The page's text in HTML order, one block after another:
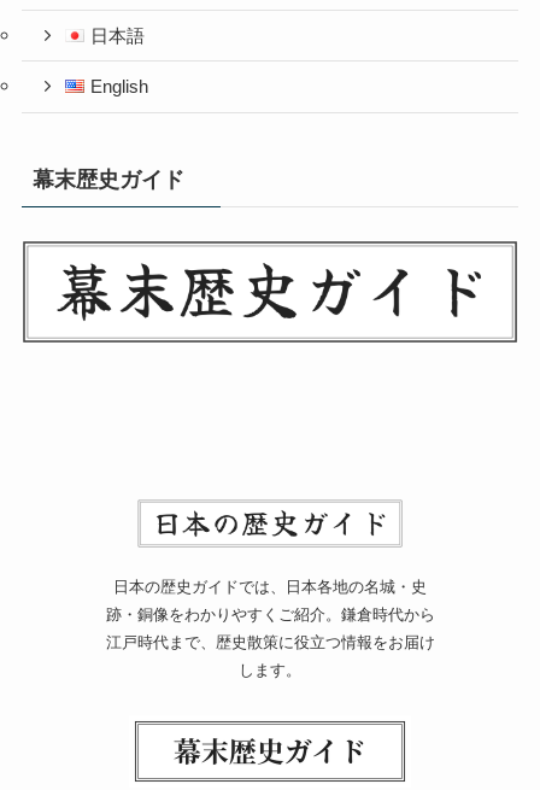
日本語
English
幕末歴史ガイド
日本の歴史ガイドでは、日本各地の名城・史
跡・銅像をわかりやすくご紹介。鎌倉時代から
江戸時代まで、歴史散策に役立つ情報をお届け
します。